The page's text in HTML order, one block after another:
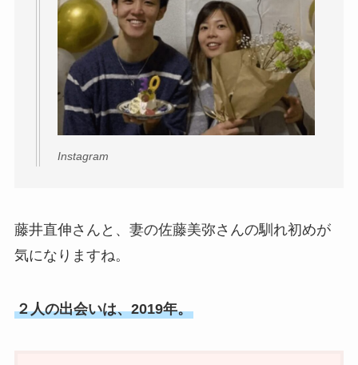
Instagram
藤井直伸さんと、妻の佐藤美弥さんの馴れ初めが
気になりますね。
２人の出会いは、2019年。